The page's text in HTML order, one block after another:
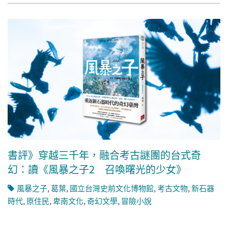
書評》穿越三千年，融合考古謎團的台式奇
幻：讀《風暴之子2 召喚曙光的少女》
風暴之子,葛葉,國立台灣史前文化博物館,考古文物,新石器
時代,原住民,卑南文化,奇幻文學,冒險小說